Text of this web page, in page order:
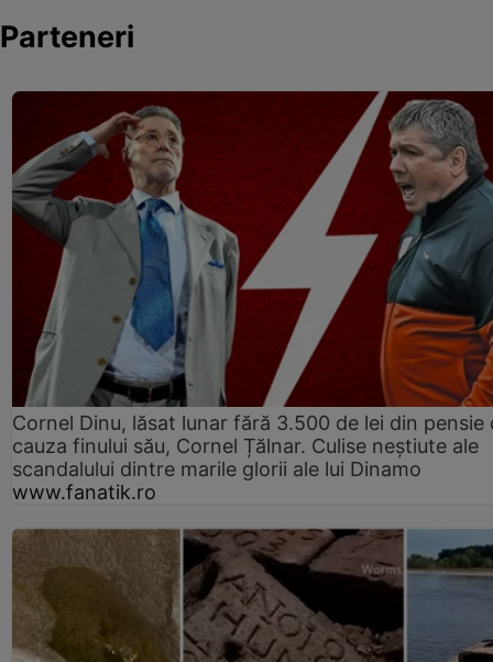
Parteneri
Cornel Dinu, lăsat lunar fără 3.500 de lei din pensie
cauza finului său, Cornel Țălnar. Culise neștiute ale
scandalului dintre marile glorii ale lui Dinamo
www.fanatik.ro